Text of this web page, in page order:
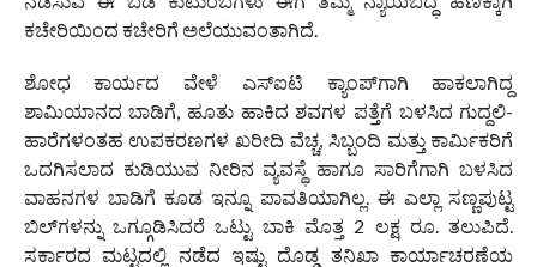
ಕಚೇರಿಯಿಂದ ಕಚೇರಿಗೆ ಅಲೆಯುವಂತಾಗಿದೆ.
ಶೋಧ ಕಾರ್ಯದ ವೇಳೆ ಎಸ್‌ಐಟಿ ಕ್ಯಾಂಪ್‌ಗಾಗಿ ಹಾಕಲಾಗಿದ್ದ
ಶಾಮಿಯಾನದ ಬಾಡಿಗೆ, ಹೂತು ಹಾಕಿದ ಶವಗಳ ಪತ್ತೆಗೆ ಬಳಸಿದ ಗುದ್ದಲಿ-
ಹಾರೆಗಳಂತಹ ಉಪಕರಣಗಳ ಖರೀದಿ ವೆಚ್ಚ, ಸಿಬ್ಬಂದಿ ಮತ್ತು ಕಾರ್ಮಿಕರಿಗೆ
ಒದಗಿಸಲಾದ ಕುಡಿಯುವ ನೀರಿನ ವ್ಯವಸ್ಥೆ ಹಾಗೂ ಸಾರಿಗೆಗಾಗಿ ಬಳಸಿದ
ವಾಹನಗಳ ಬಾಡಿಗೆ ಕೂಡ ಇನ್ನೂ ಪಾವತಿಯಾಗಿಲ್ಲ. ಈ ಎಲ್ಲಾ ಸಣ್ಣಪುಟ್ಟ
ಬಿಲ್‌ಗಳನ್ನು ಒಗ್ಗೂಡಿಸಿದರೆ ಒಟ್ಟು ಬಾಕಿ ಮೊತ್ತ 2 ಲಕ್ಷ ರೂ. ತಲುಪಿದೆ.
ಸರ್ಕಾರದ ಮಟ್ಟದಲ್ಲಿ ನಡೆದ ಇಷ್ಟು ದೊಡ್ಡ ತನಿಖಾ ಕಾರ್ಯಾಚರಣೆಯ